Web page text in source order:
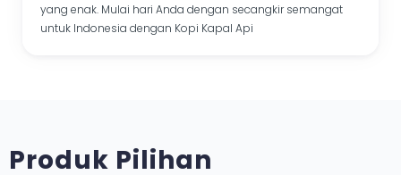
yang enak. Mulai hari Anda dengan secangkir semangat
untuk Indonesia dengan Kopi Kapal Api
Produk Pilihan